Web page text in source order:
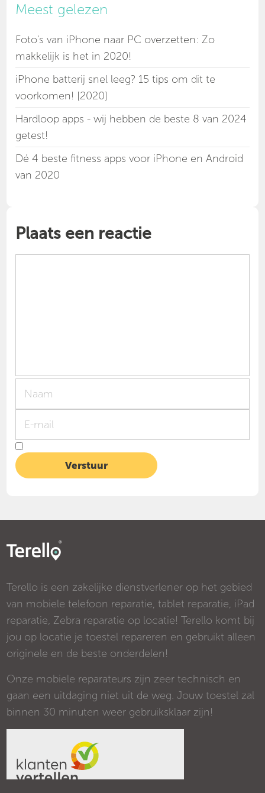
Meest gelezen
Foto's van iPhone naar PC overzetten: Zo
makkelijk is het in 2020!
iPhone batterij snel leeg? 15 tips om dit te
voorkomen! [2020]
Hardloop apps - wij hebben de beste 8 van 2024
getest!
Dé 4 beste fitness apps voor iPhone en Android
van 2020
Plaats een reactie
Terello is een zakelijke dienstverlener op het gebied
van mobiele telefoon reparatie, tablet reparatie, iPad
reparatie, Zebra reparatie op locatie! Terello komt bij
jou op locatie je toestel repareren en gebruikt alleen
originele en de beste onderdelen!
Onze mobiele reparateurs zijn zeer technisch en
gaan een uitdaging niet uit de weg. Jouw toestel zal
binnen 30 minuten weer gebruiksklaar zijn!